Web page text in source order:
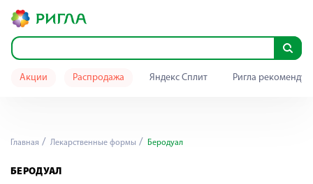
Акции Распродажа Яндекс Сплит Ригла
Главная Лекарственные формы Беродуал
БЕРОДУАЛ